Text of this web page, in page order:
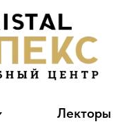
Лекторы